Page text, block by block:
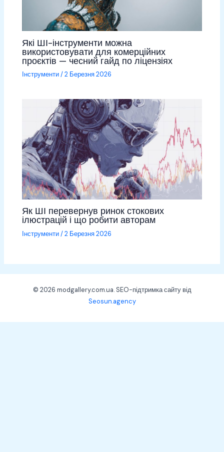
Які ШІ-інструменти можна
використовувати для комерційних
проєктів — чесний гайд по ліцензіях
Інструменти/2 Березня 2026
Як ШІ перевернув ринок стокових
ілюстрацій і що робити авторам
Інструменти/2 Березня 2026
© 2026 modgallery.com.ua. SEO-підтримка сайту від
Seosun.agency